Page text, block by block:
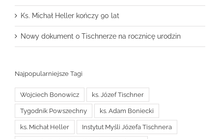
Ks. Michał Heller kończy 90 lat
Nowy dokument o Tischnerze na rocznicę urodzin
Najpopularniejsze Tagi
Wojciech Bonowicz ks. Józef Tischner
Tygodnik Powszechny ks. Adam Boniecki
ks. Michał Heller Instytut Myśli Józefa Tischnera